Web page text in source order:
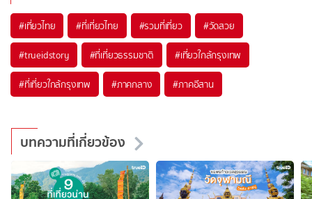
#เที่ยวไทย #ที่เที่ยวไทย #รวมที่เที่ยว #วัดสวย
#trueidstory #ที่เที่ยวธรรมชาติ #เที่ยวใกล้กรุงเทพ
#ที่เที่ยวใกล้กรุงเทพ #ภาคกลาง #ภาคอีสาน
บทความที่เกี่ยวข้อง